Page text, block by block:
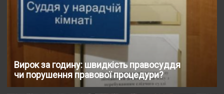
Вирок за годину: швидкість правосуддя
чи порушення правової процедури?